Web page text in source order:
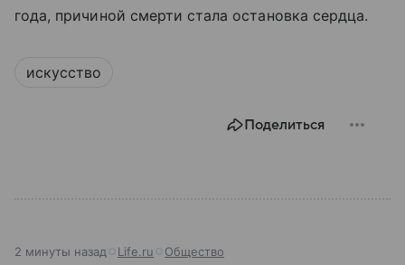
года, причиной смерти стала остановка сердца.
искусство
Поделиться
2 минуты назад Life.ru Общество